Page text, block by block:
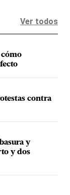
Ver todos
contra
y
y dos